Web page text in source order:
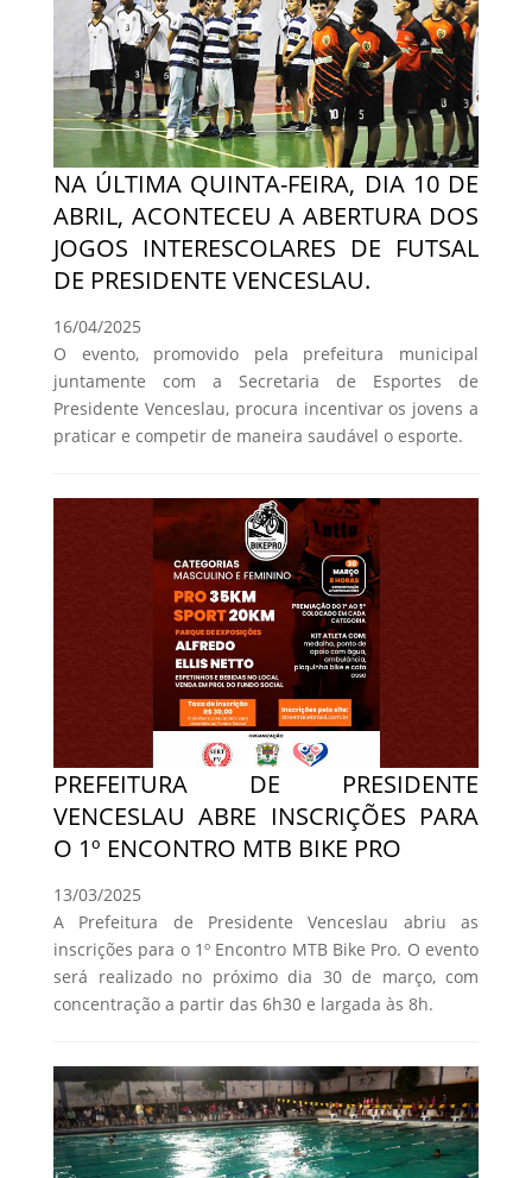
NA ÚLTIMA QUINTA-FEIRA, DIA 10 DE
ABRIL, ACONTECEU A ABERTURA DOS
JOGOS INTERESCOLARES DE FUTSAL
DE PRESIDENTE VENCESLAU.
16/04/2025
O evento, promovido pela prefeitura municipal
juntamente com a Secretaria de Esportes de
Presidente Venceslau, procura incentivar os jovens a
praticar e competir de maneira saudável o esporte.
PREFEITURA DE PRESIDENTE
VENCESLAU ABRE INSCRIÇÕES PARA
O 1º ENCONTRO MTB BIKE PRO
13/03/2025
A Prefeitura de Presidente Venceslau abriu as
inscrições para o 1º Encontro MTB Bike Pro. O evento
será realizado no próximo dia 30 de março, com
concentração a partir das 6h30 e largada às 8h.